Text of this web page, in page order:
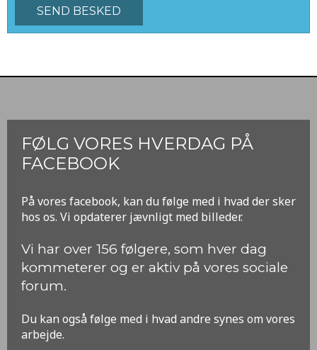
FØLG VORES HVERDAG PÅ
FACEBOOK
​På vores facebook, kan du følge med i hvad der sker
hos os. Vi opdaterer jævnligt med billeder.
​Vi har over 156 følgere, som hver dag
kommeterer og er aktiv på vores sociale
forum.
Du kan også følge med i hvad andre synes om vores
arbejde.